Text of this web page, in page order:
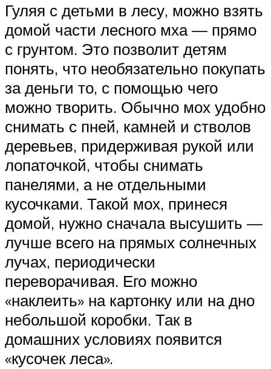
Гуляя с детьми в лесу, можно взять
домой части лесного мха — прямо
с грунтом. Это позволит детям
понять, что необязательно покупать
за деньги то, с помощью чего
можно творить. Обычно мох удобно
снимать с пней, камней и стволов
деревьев, придерживая рукой или
лопаточкой, чтобы снимать
панелями, а не отдельными
кусочками. Такой мох, принеся
домой, нужно сначала высушить —
лучше всего на прямых солнечных
лучах, периодически
переворачивая. Его можно
«наклеить» на картонку или на дно
небольшой коробки. Так в
домашних условиях появится
«кусочек леса».